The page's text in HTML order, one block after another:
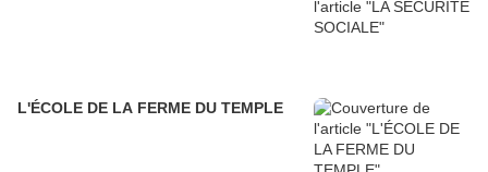
L'ÉCOLE DE LA FERME DU TEMPLE